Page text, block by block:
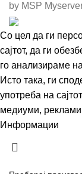
by MSP
Со цел да ги
сајтот, да ги
го анализираме
Исто така, ги
употреба на
медиуми,
Информации